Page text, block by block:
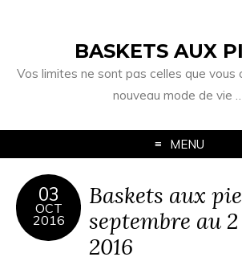
BASKETS AUX
Vos limites ne sont pas celles que vous
nouveau mode de vie
MENU
03
OCT
2016
Baskets aux
septembre au
2016